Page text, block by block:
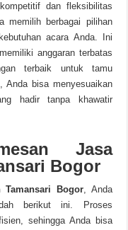
dan fleksibilitas
memilih berbagai pilihan
acara Anda. Ini
anggaran terbatas
terbaik untuk tamu
Anda bisa menyesuaikan
hadir tanpa khawatir
Jasa
Bogor
Tamansari Bogor, Anda
berikut ini. Proses
sehingga Anda bisa